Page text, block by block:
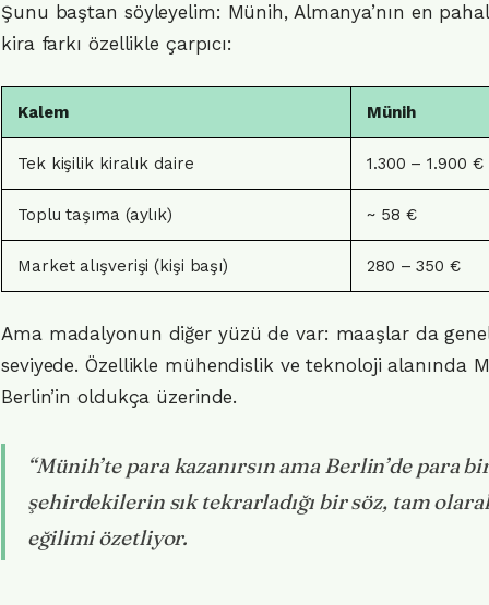
Şunu baştan söyleyelim: Münih, Almanya’nın en
kira farkı özellikle çarpıcı:
Kalem Münih
Tek kişilik kiralık daire 1.300 – 1.900 €
Toplu taşıma (aylık) ~ 58 €
Market alışverişi (kişi başı) 280 – 350 €
Ama madalyonun diğer yüzü de var: maaşlar da
seviyede. Özellikle mühendislik ve teknoloji alanında
Berlin’in oldukça üzerinde.
“Münih’te para kazanırsın ama Berlin’de para
şehirdekilerin sık tekrarladığı bir söz, tam
eğilimi özetliyor.